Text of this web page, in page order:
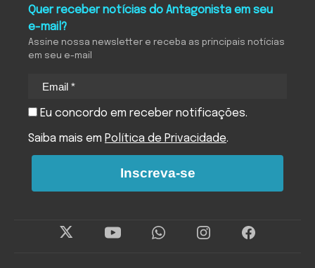
Quer receber notícias do Antagonista em seu
e-mail?
Assine nossa newsletter e receba as principais notícias
em seu e-mail
Eu concordo em receber notificações.
Saiba mais em Política de Privacidade.
Inscreva-se